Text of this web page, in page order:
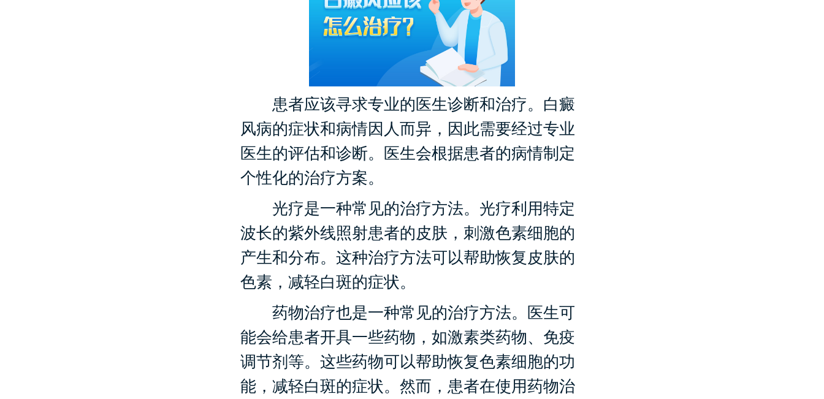
患者应该寻求专业的医生诊断和治疗。白癜
风病的症状和病情因人而异，因此需要经过专业
医生的评估和诊断。医生会根据患者的病情制定
个性化的治疗方案。
光疗是一种常见的治疗方法。光疗利用特定
波长的紫外线照射患者的皮肤，刺激色素细胞的
产生和分布。这种治疗方法可以帮助恢复皮肤的
色素，减轻白斑的症状。
药物治疗也是一种常见的治疗方法。医生可
能会给患者开具一些药物，如激素类药物、免疫
调节剂等。这些药物可以帮助恢复色素细胞的功
能，减轻白斑的症状。然而，患者在使用药物治